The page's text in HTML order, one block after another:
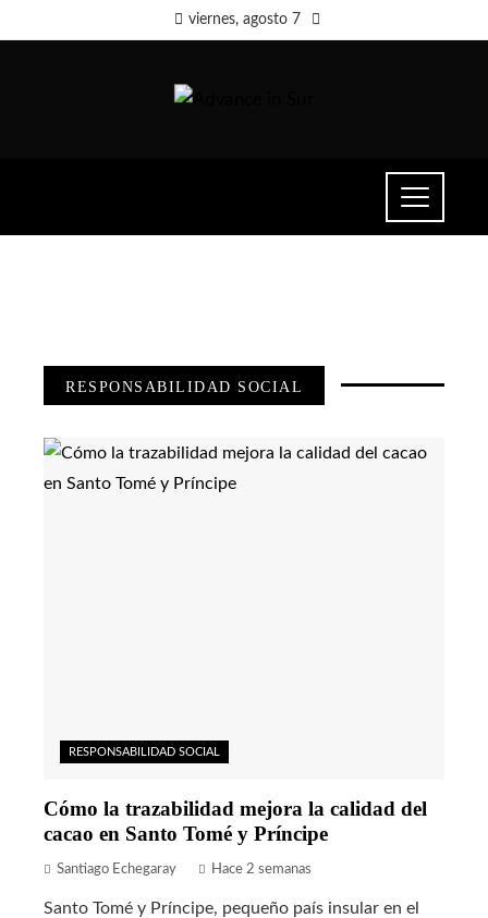
viernes, agosto 7
RESPONSABILIDAD SOCIAL
RESPONSABILIDAD SOCIAL
Cómo la trazabilidad mejora la calidad del
cacao en Santo Tomé y Príncipe
Santiago Echegaray Hace 2 semanas
Santo Tomé y Príncipe, pequeño país insular en el